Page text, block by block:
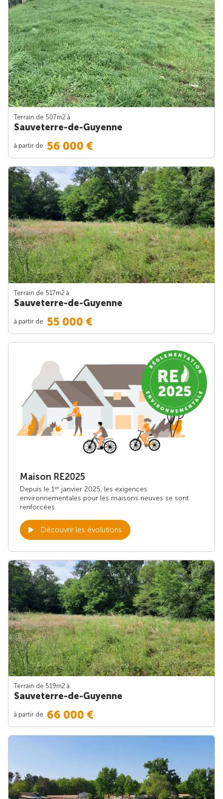
Terrain de 507m2 à
Sauveterre-de-Guyenne
à partir de 56 000 €
Terrain de 517m2 à
Sauveterre-de-Guyenne
à partir de 55 000 €
Maison RE2025
Depuis le 1er janvier 2025, les exigences
environnementales pour les maisons neuves se sont
renforcées.
Découvrir les évolutions
Terrain de 519m2 à
Sauveterre-de-Guyenne
à partir de 66 000 €